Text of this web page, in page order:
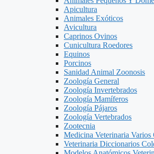
Apicultura
Animales Exóticos
Avicultura
Caprinos Ovinos
Cunicultura Roedores
Equinos
Porcinos
Sanidad Animal Zoonosis
Zoología General
Zoología Invertebrados
Zoología Mamíferos
Zoología Pájaros
Zoología Vertebrados
Zootecnia
Medicina Veterinaria Varios
Veterinaria Diccionarios